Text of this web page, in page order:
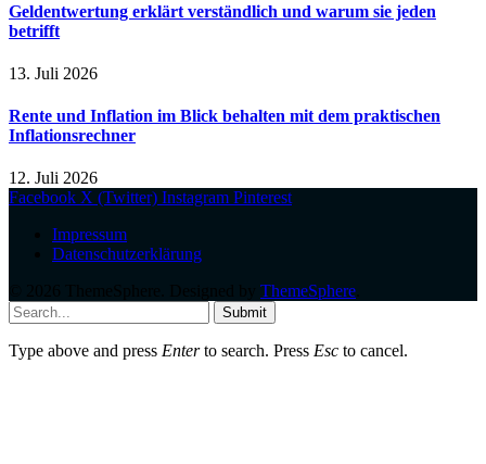
Geldentwertung erklärt verständlich und warum sie jeden
betrifft
13. Juli 2026
Rente und Inflation im Blick behalten mit dem praktischen
Inflationsrechner
12. Juli 2026
Facebook X (Twitter) Instagram Pinterest
Impressum
Datenschutzerklärung
ThemeSphere
Submit
Type above and press Enterto search. Press Esc to cancel.